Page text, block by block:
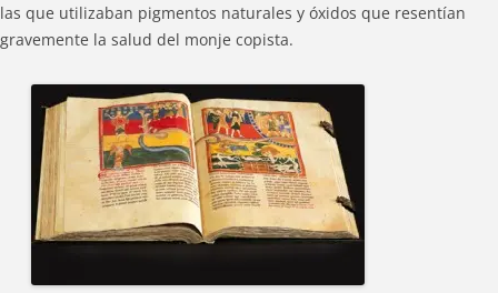
las que utilizaban pigmentos naturales y óxidos que resentían
gravemente la salud del monje copista.